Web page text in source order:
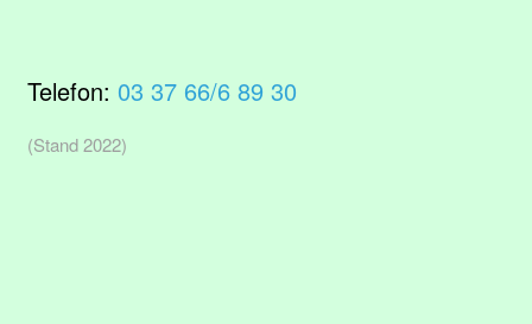
Telefon: 03 37 66/6 89 30
(Stand 2022)